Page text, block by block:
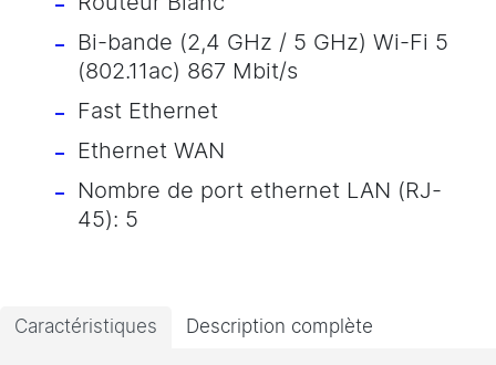
Bi-bande (2,4 GHz / 5 GHz) Wi-Fi 5
(802.11ac) 867 Mbit/s
Fast Ethernet
Ethernet WAN
Nombre de port ethernet LAN (RJ-
45): 5
Caractéristiques Description complète